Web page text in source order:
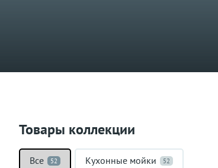
Товары коллекции
Все 52 Кухонные мойки 52